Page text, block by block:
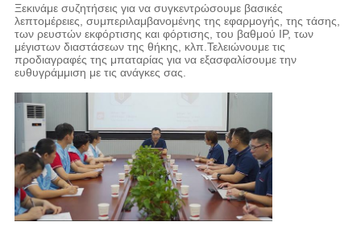
Ξεκινάμε συζητήσεις για να συγκεντρώσουμε βασικές
λεπτομέρειες, συμπεριλαμβανομένης της εφαρμογής, της τάσης,
των ρευστών εκφόρτισης και φόρτισης, του βαθμού IP, των
μέγιστων διαστάσεων της θήκης, κλπ.Τελειώνουμε τις
προδιαγραφές της μπαταρίας για να εξασφαλίσουμε την
ευθυγράμμιση με τις ανάγκες σας.